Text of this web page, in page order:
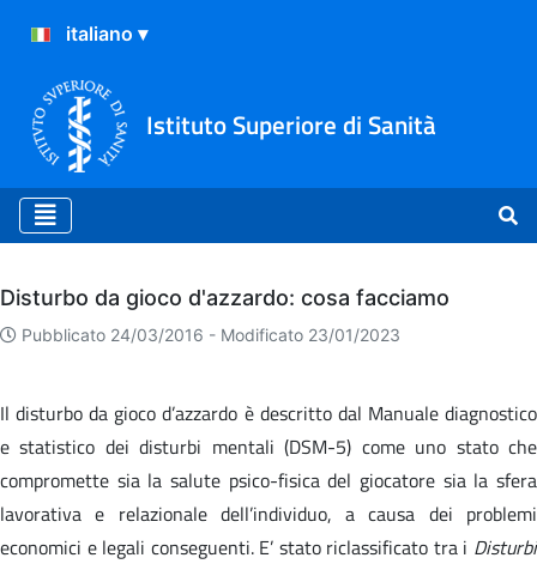
Istituto Superiore di Sanità
Archivio
Disturbo da gioco d'azzardo: cosa facciamo
Pubblicato 24/03/2016 - Modificato 23/01/2023
Il disturbo da gioco d’azzardo è descritto dal Manuale diagnostico
e statistico dei disturbi mentali (DSM-5) come uno stato che
compromette sia la salute psico-fisica del giocatore sia la sfera
lavorativa e relazionale dell’individuo, a causa dei problemi
economici e legali conseguenti. E’ stato riclassificato tra i Disturbi